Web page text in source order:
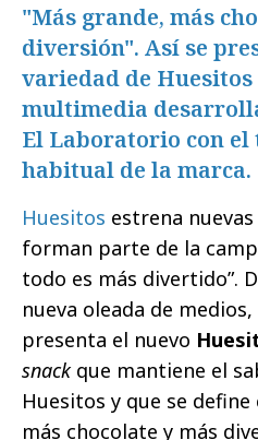
"Más grande, más
diversión". Así se
variedad de Huesitos
multimedia
El Laboratorio con
habitual de la marca.
Huesitos estrena
forman parte de la
todo es más divertido”.
nueva oleada de
presenta el nuevo
snackque mantiene el
Huesitos y que se define
más chocolate y más